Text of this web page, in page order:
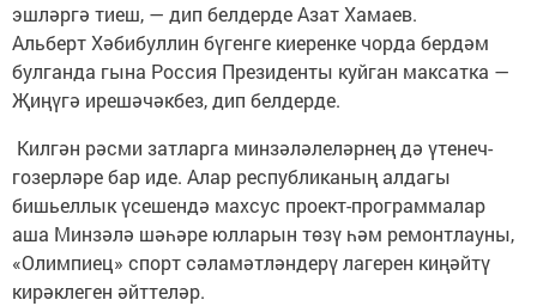
эшләргә тиеш, — дип белдерде Азат Хамаев.
Альберт Хәбибуллин бүгенге киеренке чорда бердәм
булганда гына Россия Президенты куйган максатка —
Җиңүгә ирешәчәкбез, дип белдерде.
Килгән рәсми затларга минзәләлеләрнең дә үтенеч-
гозерләре бар иде. Алар республиканың алдагы
бишьеллык үсешендә махсус проект-программалар
аша Минзәлә шәһәре юлларын төзү һәм ремонтлауны,
«Олимпиец» спорт сәламәтләндерү лагерен киңәйтү
кирәклеген әйттеләр.